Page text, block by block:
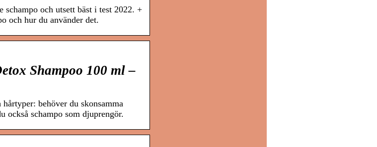
schampo och utsett bäst i test 2022. +
och hur du använder det.
Shampoo 100 ml –
behöver du skonsamma
schampo som djuprengör.